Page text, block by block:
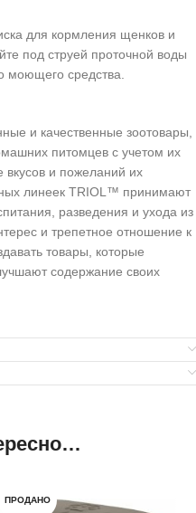
для кормления щенков и
под струей проточной воды
моющего средства.
и качественные зоотовары,
питомцев с учетом их
вкусов и пожеланий их
линеек TRIOL™ принимают
разведения и ухода из
и трепетное отношение к
товары, которые
содержание своих
ПРОДАНО